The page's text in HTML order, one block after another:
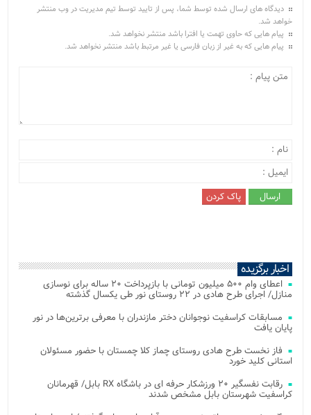
دیدگاه های ارسال شده توسط شما، پس از تایید توسط تیم مدیریت در وب منتشر
خواهد شد.
پیام هایی که حاوی تهمت یا افترا باشد منتشر نخواهد شد.
پیام هایی که به غیر از زبان فارسی یا غیر مرتبط باشد منتشر نخواهد شد.
اخبار برگزیده
اعطای وام ۵۰۰ میلیون تومانی با بازپرداخت ۲۰ ساله برای نوسازی
منازل/ اجرای طرح هادی در ۲۲ روستای نور طی یکسال گذشته
مسابقات کراسفیت نوجوانان دختر مازندران با معرفی برترین‌ها در نور
پایان یافت
فاز نخست طرح هادی روستای چماز کلا چمستان با حضور مسئولان
استانی کلید خورد
رقابت نفسگیر ۲۰ ورزشکار حرفه ای در باشگاه RX بابل/ قهرمانان
کراسفیت شهرستان بابل مشخص شدند